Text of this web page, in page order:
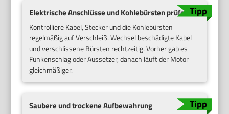
Elektrische Anschlüsse und Kohlebürsten prüfen
Kontrolliere Kabel, Stecker und die Kohlebürsten
regelmäßig auf Verschleiß. Wechsel beschädigte Kabel
und verschlissene Bürsten rechtzeitig. Vorher gab es
Funkenschlag oder Aussetzer, danach läuft der Motor
gleichmäßiger.
Saubere und trockene Aufbewahrung